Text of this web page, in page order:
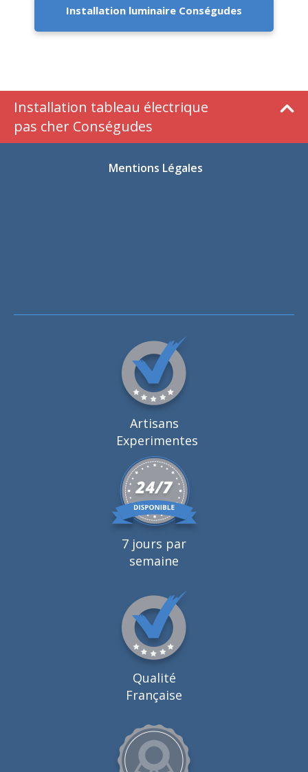
Installation luminaire Conségudes
Installation tableau électrique
pas cher Conségudes
Mentions Légales
Artisans
Experimentes
7 jours par
semaine
Qualité
Française